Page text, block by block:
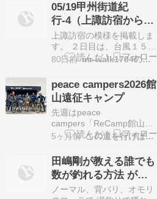
05/19甲州街道紀
行-4（上諏訪宿から韮
崎宿－①、）
上諏訪宿の模様を掲載しま
す。 ２日目は、台風１５号
の影響で、小雨が降ってい
ろうの気分で、ホテルを出
発。清里へ行く美女二人を
上諏訪駅まで送り、完全武
装で２５ｋｍ先の「蔦木
宿」を目指し歩きだす。酒
造が建ち並ぶしっとりとし
耽々と歩きます。上…
80日前 mr-walk1704のブログ
peace campers2026館
山遠征キャンプ
先週はpeace
campers「ReCamp館山」
へ遠征でした♪金曜土曜の
10:30キャンプ場集合ワテ
は時間に余裕が有ったから
保田で降りて下道途中オド
ヤに寄ってたら時間ギリギ
5ヶ月前 この道を行けば〜 たろさ日記
田嶋剛が教える誰でも
数が釣れる方法 がま
鮎競技スペシャルV8
ノーマル、背バリ、オモリ